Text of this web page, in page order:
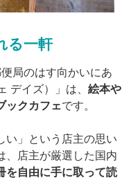
る一軒
局のはす向かいにあ
デイズ）」は、 絵本や
ックカフェです。
い」という店主の思い
、店主が厳選した国内
を自由に手に取って読